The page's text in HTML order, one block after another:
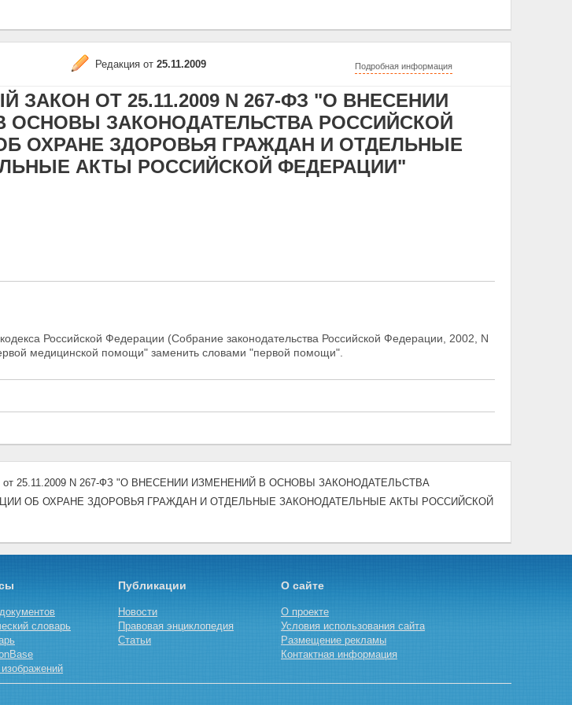
Редакция от 25.11.2009 Подробная информация
ЗАКОН ОТ 25.11.2009 N 267-ФЗ "О ВНЕСЕНИИ
ОСНОВЫ ЗАКОНОДАТЕЛЬСТВА РОССИЙСКОЙ
ОХРАНЕ ЗДОРОВЬЯ ГРАЖДАН И ОТДЕЛЬНЫЕ
АКТЫ РОССИЙСКОЙ ФЕДЕРАЦИИ"
Российской Федерации (Собрание законодательства Российской Федерации, 2002, N
медицинской помощи" заменить словами "первой помощи".
25.11.2009 N 267-ФЗ "О ВНЕСЕНИИ ИЗМЕНЕНИЙ В ОСНОВЫ ЗАКОНОДАТЕЛЬСТВА
ОБ ОХРАНЕ ЗДОРОВЬЯ ГРАЖДАН И ОТДЕЛЬНЫЕ ЗАКОНОДАТЕЛЬНЫЕ АКТЫ РОССИЙСКОЙ
словарь
Публикации
Новости
Правовая энциклопедия
Статьи
О сайте
О проекте
Условия использования сайта
Размещение рекламы
Контактная информация